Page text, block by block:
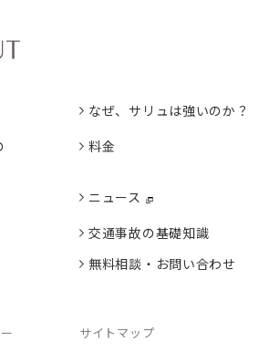
なぜ、サリュは強いのか？
料金
ニュース
交通事故の基礎知識
無料相談・お問い合わせ
サイトマップ